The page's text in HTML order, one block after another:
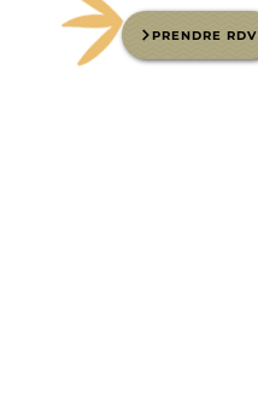
PRENDRE RDV